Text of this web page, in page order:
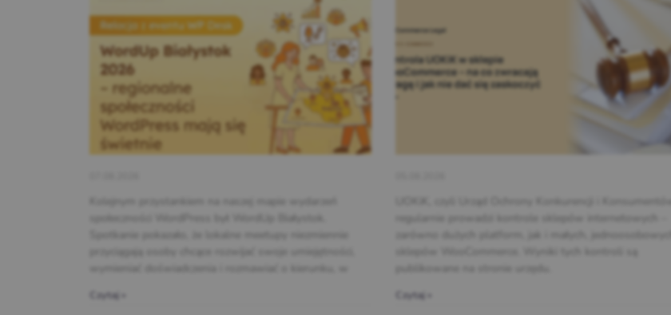
Kolejnym przystankiem na naszej mapie wydarzeń
przyciągają osoby chcące rozwijać swoje umiejętności,
Czytaj »
UOKiK, czyli Urząd Ochrony Konkurencji i Konsumentów,
Czytaj »